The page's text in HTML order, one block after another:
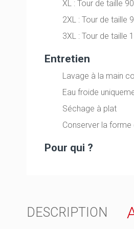
XL : Tour de taille
2XL : Tour de taille
3XL : Tour de taille
Entretien
Lavage à la main
Eau froide
Séchage à plat
Conserver la forme
Pour qui ?
DESCRIPTION